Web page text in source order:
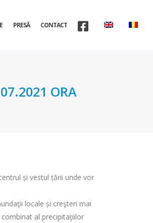
PRESĂ CONTACT
ORA
și vestul țării unde vor
locale și creşteri mai
al precipitaţiilor